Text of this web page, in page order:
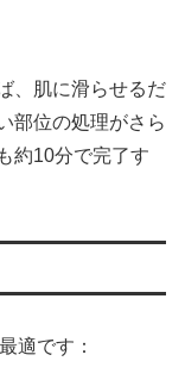
、肌に滑らせるだ
部位の処理がさら
約10分で完了す
適です：